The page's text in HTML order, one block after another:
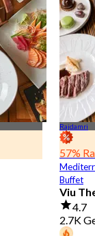
Rajdamri
57%
Buffet
Viu
4.7
2.7K